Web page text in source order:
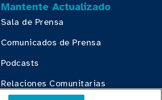
Mantente Actualizado
Sala de Prensa
Comunicados de Prensa
Podcasts
Relaciones Comunitarias